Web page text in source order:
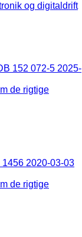
og digitaldrift
152 072-5 2025-
de rigtige
2020-03-03
de rigtige